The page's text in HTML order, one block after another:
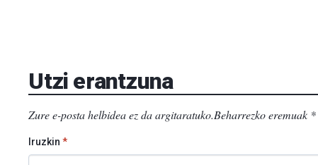
Utzi erantzuna
Zure e-posta helbidea ez da argitaratuko.Beharrezko eremuak *
Iruzkin*